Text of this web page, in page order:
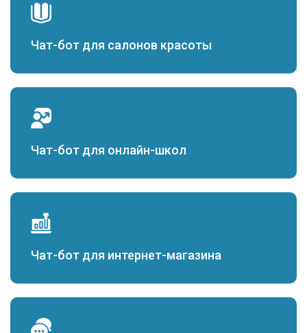
Чат-бот для салонов красоты
Чат-бот для онлайн-школ
Чат-бот для интернет-магазина